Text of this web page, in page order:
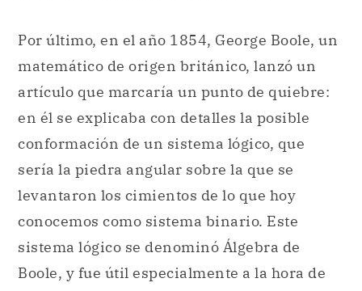
Por último, en el año 1854, George Boole, un
matemático de origen británico, lanzó un
artículo que marcaría un punto de quiebre:
en él se explicaba con detalles la posible
conformación de un sistema lógico, que
sería la piedra angular sobre la que se
levantaron los cimientos de lo que hoy
conocemos como sistema binario. Este
sistema lógico se denominó Álgebra de
Boole, y fue útil especialmente a la hora de